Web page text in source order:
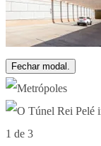
Fechar modal.
1 de 3